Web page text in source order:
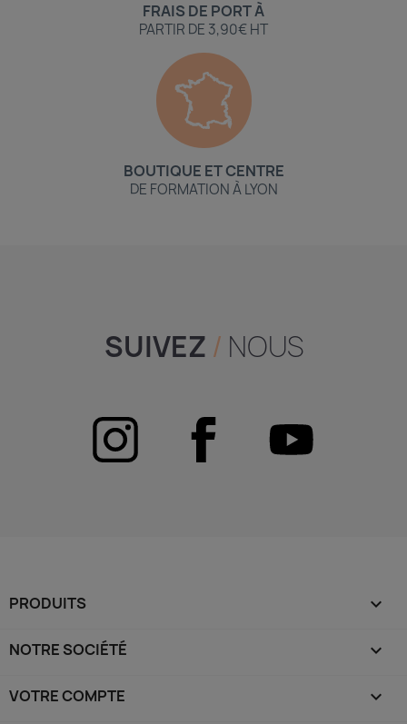
FRAIS DE PORT À
PARTIR DE 3,90€ HT
BOUTIQUE ET CENTRE
DE FORMATION À LYON
SUIVEZ / NOUS
PRODUITS 
NOTRE SOCIÉTÉ 
VOTRE COMPTE 